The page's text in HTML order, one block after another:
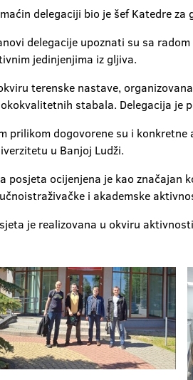
delegaciji bio je šef Katedre
delegacije upoznati su sa
jedinjenjima iz gljiva.
terenske nastave,
stabala. Delegacija je
prilikom dogovorene su i
u Banjoj Ludži.
posjeta ocijenjena je kao značajan
i akademske
je realizovana u okviru